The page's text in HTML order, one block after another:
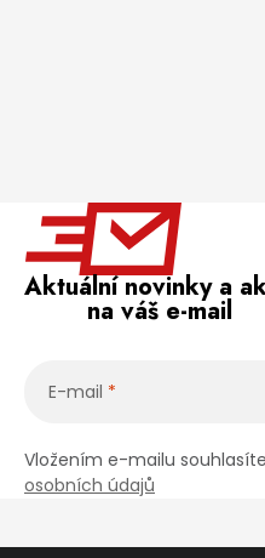
Aktuální novinky a
na váš e-mail
E-mail
Vložením e-mailu
osobních údajů